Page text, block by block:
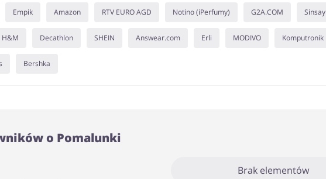
Empik Amazon RTV EURO AGD Notino (iPerfumy) G2A.COM Sinsay
H&M Decathlon SHEIN Answear.com Erli MODIVO Komputronik
Bershka
o Pomalunki
Brak elementów